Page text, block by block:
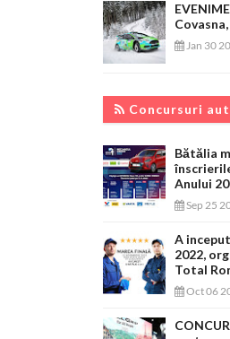
Jan 30
Concursuri
Bătălia
Anului
Sep 25
A
2022,
Total
Oct 06